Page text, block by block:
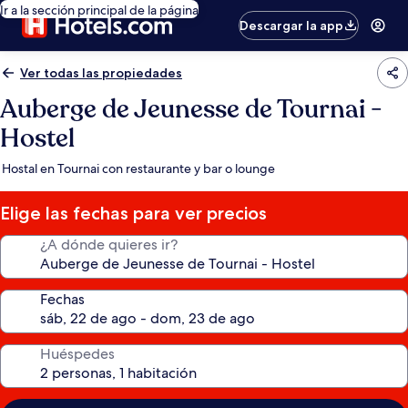
Ir a la sección principal de la página
Descargar la app
Ver todas las propiedades
Auberge de Jeunesse de Tournai -
Hostel
Hostal en Tournai con restaurante y bar o lounge
Elige las fechas para ver precios
¿A dónde quieres ir?
Fechas
Huéspedes